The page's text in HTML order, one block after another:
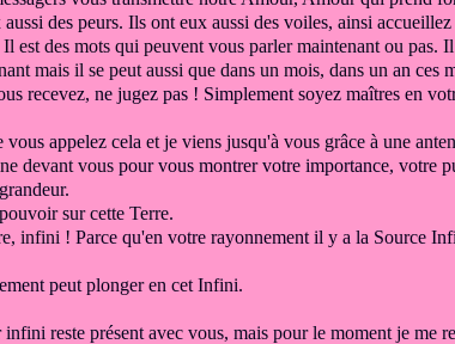
des peurs. Ils ont eux aussi des voiles, ainsi accueillez
Il est des mots qui peuvent vous parler maintenant ou pas. Il
mais il se peut aussi que dans un mois, dans un an ces
recevez, ne jugez pas ! Simplement soyez maîtres en
vous appelez cela et je viens jusqu'à vous grâce à une
devant vous pour vous montrer votre importance, votre
sur cette Terre.
infini ! Parce qu'en votre rayonnement il y a la Source
peut plonger en cet Infini.
reste présent avec vous, mais pour le moment je me